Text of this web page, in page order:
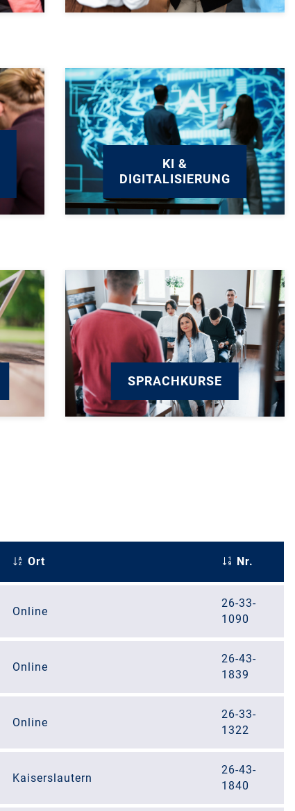
KI &
DIGITALISIERUNG
SPRACHKURSE
Ort Nr.
Online
26-33-
1090
Online
26-43-
1839
Online
26-33-
1322
Kaiserslautern
26-43-
1840